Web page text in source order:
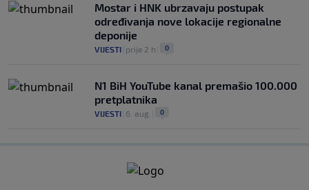
Mostar i HNK ubrzavaju postupak
određivanja nove lokacije regionalne
deponije
VIJESTI prije 2 h 0
N1 BiH YouTube kanal premašio 100.000
pretplatnika
VIJESTI 6. aug. 0